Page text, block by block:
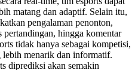
matang dan adaptif. Selain itu,
pengalaman penonton,
hingga komentar
tidak hanya sebagai kompetisi,
lebih menarik dan informatif.
diprediksi akan semakin